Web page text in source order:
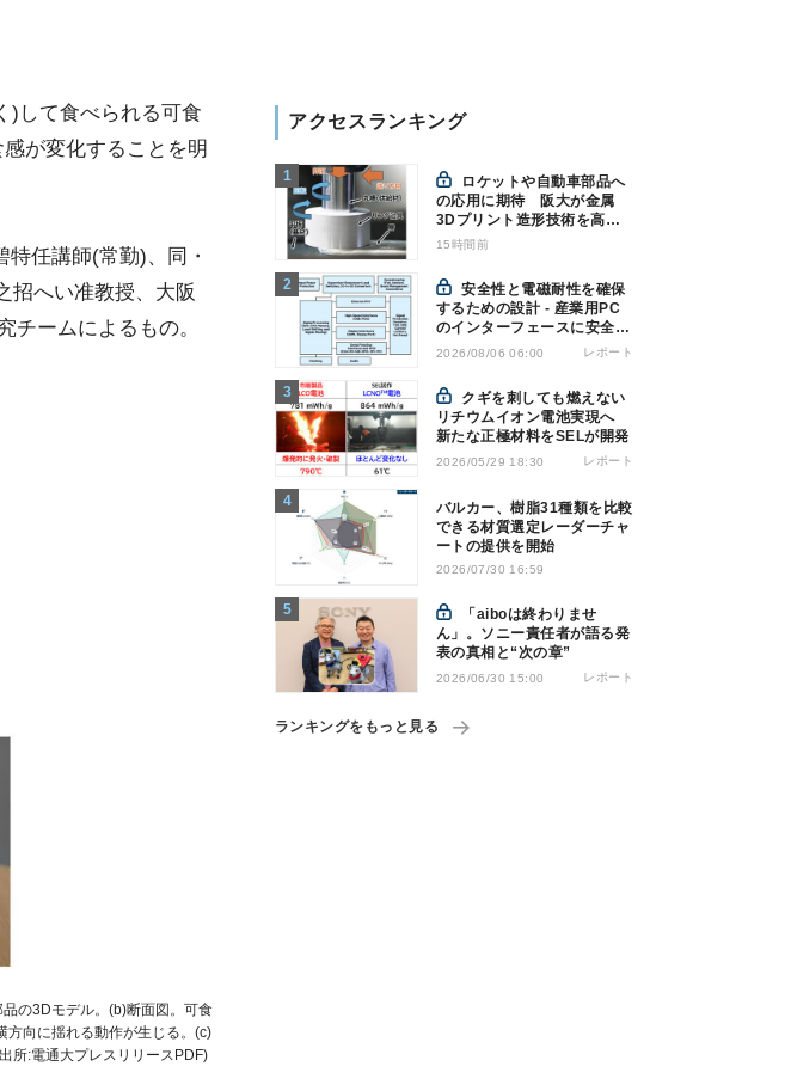
)して食べられる可食
が変化することを明
任講師(常勤)、同・
招へい准教授、大阪
チームによるもの。
の3Dモデル。(b)断面図。可食
方向に揺れる動作が生じる。(c)
所:電通大プレスリリースPDF)
アクセスランキング
の応用に期待 阪大が金属
3Dプリント造形技術を高速
化
15時間前
安全性と電磁耐性を確保
するための設計 - 産業用PC
のインターフェースに安全絶
縁を適用する
2026/08/06 06:00 レポート
リチウムイオン電池実現へ
新たな正極材料をSELが開発
2026/05/29 18:30 レポート
バルカー、樹脂31種類を比較
できる材質選定レーダーチャ
ートの提供を開始
2026/07/30 16:59
ん」。ソニー責任者が語る発
表の真相と“次の章”
2026/06/30 15:00 レポート
ランキングをもっと見る